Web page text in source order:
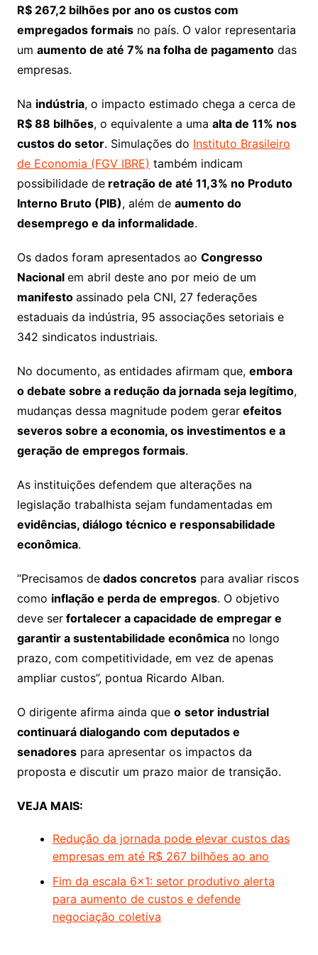
R$ 267,2 bilhões por ano os custos com
empregados formaisno país. O valor representaria
um aumento de até 7% na folha de pagamentodas
empresas.
Na indústria, o impacto estimado chega a cerca de
R$ 88 bilhões, o equivalente a uma alta de 11% nos
custos do setor. Simulações do Instituto Brasileiro
de Economia (FGV IBRE) também indicam
possibilidade deretração de até 11,3% no Produto
Interno Bruto (PIB), além de aumento do
desemprego e da informalidade.
Os dados foram apresentados ao Congresso
Nacional em abril deste ano por meio de um
manifesto assinado pela CNI, 27 federações
estaduais da indústria, 95 associações setoriais e
342 sindicatos industriais.
No documento, as entidades afirmam que, embora
o debate sobre a redução da jornada seja legítimo,
mudanças dessa magnitude podem gerarefeitos
severos sobre a economia, os investimentos e a
geração de empregos formais.
As instituições defendem que alterações na
legislação trabalhista sejam fundamentadas em
evidências, diálogo técnico e responsabilidade
econômica.
“Precisamos dedados concretospara avaliar riscos
como inflação e perda de empregos. O objetivo
deve serfortalecer a capacidade de empregar e
garantir a sustentabilidade econômica no longo
prazo, com competitividade, em vez de apenas
ampliar custos”, pontua Ricardo Alban.
O dirigente afirma ainda que o setor industrial
continuará dialogando com deputados e
senadorespara apresentar os impactos da
proposta e discutir um prazo maior de transição.
VEJA MAIS:
Redução da jornada pode elevar custos das
empresas em até R$ 267 bilhões ao ano
Fim da escala 6×1: setor produtivo alerta
para aumento de custos e defende
negociação coletiva